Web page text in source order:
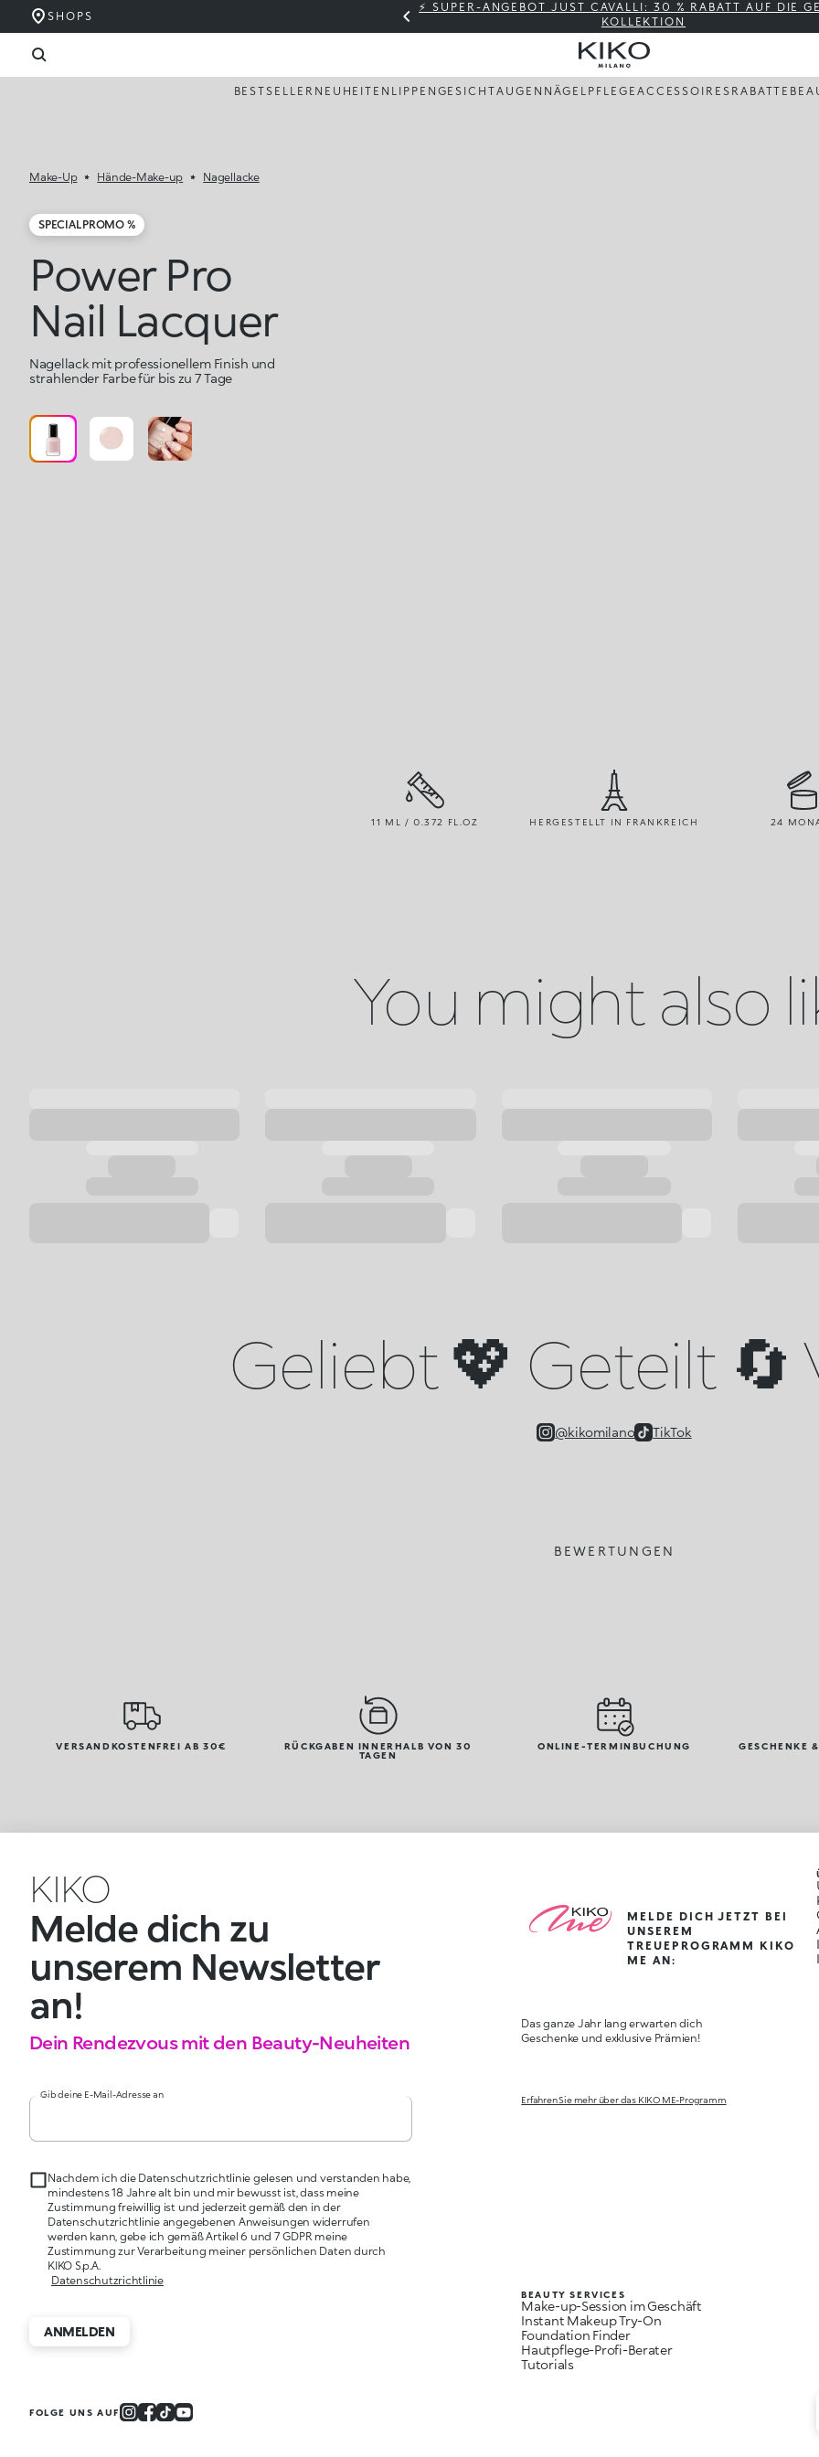
SHOPS
⚡ SUPER-ANGEBOT JUST CAVALLI: 30 % RABATT AUF DIE
KOLLEKTION
BESTSELLER NEUHEITEN LIPPEN GESICHTAUGEN NÄGEL PFLEGE ACCESSOIRES RABATTE
Make-Up Hände-Make-up Nagellacke
SPECIAL PROMO %
Power Pro
Nail Lacquer
Nagellack mit professionellem Finish und
strahlender Farbe für bis zu 7 Tage
11 ML / 0.372 FL.OZ HERGESTELLT IN FRANKREICH 24
You might also
Geliebt 💖 Geteilt 🔄
@kikomilano TikTok
BEWERTUNGEN
VERSANDKOSTENFREI AB 30€
RÜCKGABEN INNERHALB VON 30
TAGEN
ONLINE-TERMINBUCHUNG GESCHENKE
KIKO
Melde dich zu
unserem Newsletter
an!
Dein Rendezvous mit den Beauty-Neuheiten
Gib deine E-Mail-Adresse an
Nachdem ich die Datenschutzrichtlinie gelesen und verstanden habe,
mindestens 18 Jahre alt bin und mir bewusst ist, dass meine
Zustimmung freiwillig ist und jederzeit gemäß den in der
Datenschutzrichtlinie angegebenen Anweisungen widerrufen
werden kann, gebe ich gemäß Artikel 6 und 7 GDPR meine
Zustimmung zur Verarbeitung meiner persönlichen Daten durch
KIKO S.p.A.
Datenschutzrichtlinie
ANMELDEN
MELDE DICH JETZT BEI
UNSEREM
TREUEPROGRAMM KIKO
ME AN:
Das ganze Jahr lang erwarten dich
Geschenke und exklusive Prämien!
Erfahren Sie mehr über das KIKO ME-Programm
BEAUTY SERVICES
Make-up-Session im Geschäft
Instant Makeup Try-On
Foundation Finder
Hautpflege-Profi-Berater
Tutorials
FOLGE UNS AUF